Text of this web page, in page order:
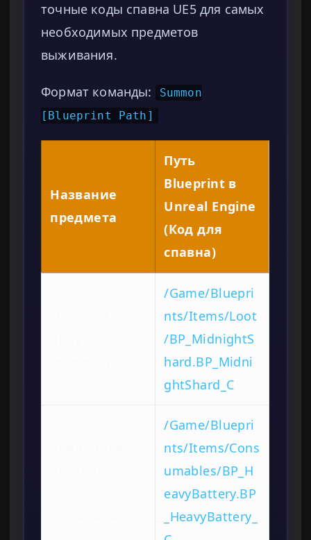
точные коды спавна UE5 для самых
необходимых предметов
выживания.
Формат команды:
Summon
[Blueprint Path]
Название
предмета
Путь
Blueprint в
Unreal Engine
(Код для
спавна)
/Game/Bluepri
nts/Items/Loot
/BP_MidnightS
hard.BP_Midni
ghtShard_C
/Game/Bluepri
nts/Items/Cons
umables/BP_H
eavyBattery.BP
_HeavyBattery_